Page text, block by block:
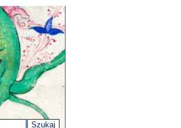
Szukaj